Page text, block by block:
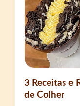
3 Receitas e
de Colher